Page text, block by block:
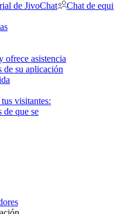
de JivoChat
Chat de
ofrece asistencia
de su aplicación
visitantes:
de que se